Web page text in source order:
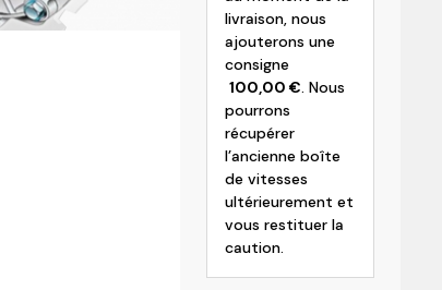
livraison, nous
ajouterons une
consigne
100,00 €. Nous
pourrons
récupérer
l’ancienne boîte
de vitesses
ultérieurement et
vous restituer la
caution.